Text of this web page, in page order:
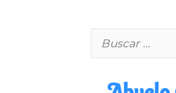
Buscar: